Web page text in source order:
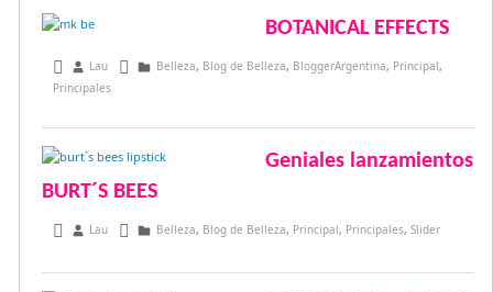
BOTANICAL EFFECTS
julio 29, 2017
Lau Belleza, Blog de Belleza, BloggerArgentina, Principal,
Principales
Geniales lanzamientos
BURT´S BEES
junio 28, 2017
Lau Belleza, Blog de Belleza, Principal, Principales, Slider